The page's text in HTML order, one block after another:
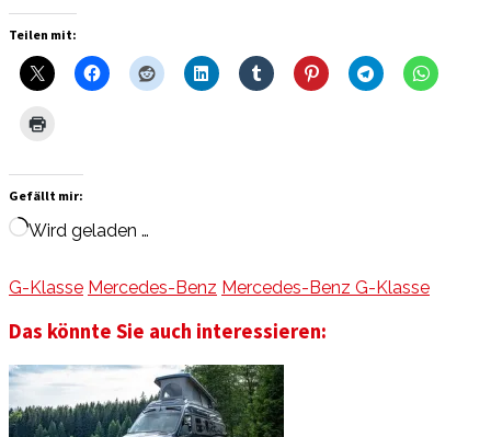
Teilen mit:
Gefällt mir:
Wird geladen …
G-Klasse Mercedes-Benz Mercedes-Benz G-Klasse
Das könnte Sie auch interessieren: